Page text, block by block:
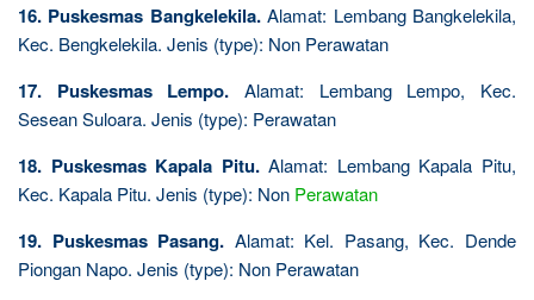
16. Puskesmas Bangkelekila.Alamat: Lembang Bangkelekila,
Kec. Bengkelekila. Jenis (type): Non Perawatan
17. Puskesmas Lempo. Alamat: Lembang Lempo, Kec.
Sesean Suloara. Jenis (type): Perawatan
18. Puskesmas Kapala Pitu.Alamat: Lembang Kapala Pitu,
Kec. Kapala Pitu. Jenis (type): Non Perawatan
19. Puskesmas Pasang. Alamat: Kel. Pasang, Kec. Dende
Piongan Napo. Jenis (type): Non Perawatan